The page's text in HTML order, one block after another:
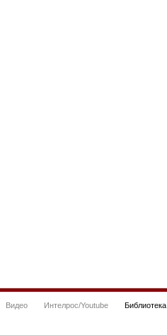
Видео Интелрос/Youtube Библиотека